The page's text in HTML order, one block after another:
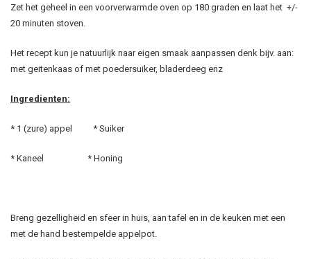
Zet het geheel in een voorverwarmde oven op 180 graden en laat het +/-
20 minuten stoven.
Het recept kun je natuurlijk naar eigen smaak aanpassen denk bijv. aan:
met geitenkaas of met poedersuiker, bladerdeeg enz
Ingredienten:
* 1 (zure) appel * Suiker
* Kaneel * Honing
Breng gezelligheid en sfeer in huis, aan tafel en in de keuken met een
met de hand bestempelde appelpot.